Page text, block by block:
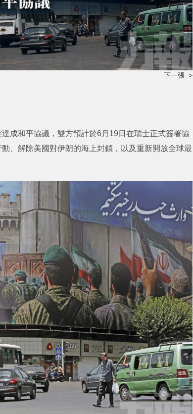
下一張 >
成和平協議，雙方預計於6月19日在瑞士正式簽署協
、解除美國對伊朗的海上封鎖，以及重新開放全球最